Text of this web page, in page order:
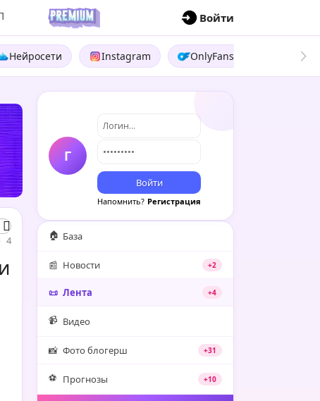
Войти
Нейросети Instagram OnlyFans Boosty
4
Г
Войти
Напомнить? Регистрация
🏠 База
📰 Новости +2
📜 Лента +4
📹 Видео
📸 Фото блогерш +31
⚽️ Прогнозы +10